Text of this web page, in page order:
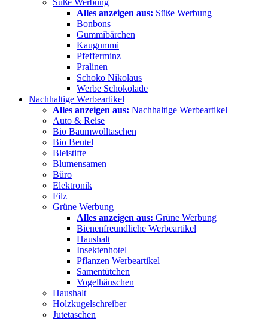
Süße Werbung
Alles anzeigen aus: Süße Werbung
Bonbons
Gummibärchen
Kaugummi
Pfefferminz
Pralinen
Schoko Nikolaus
Werbe Schokolade
Nachhaltige Werbeartikel
Alles anzeigen aus: Nachhaltige Werbeartikel
Auto & Reise
Bio Baumwolltaschen
Bio Beutel
Bleistifte
Blumensamen
Büro
Elektronik
Filz
Grüne Werbung
Alles anzeigen aus: Grüne Werbung
Bienenfreundliche Werbeartikel
Haushalt
Insektenhotel
Pflanzen Werbeartikel
Samentütchen
Vogelhäuschen
Haushalt
Holzkugelschreiber
Jutetaschen